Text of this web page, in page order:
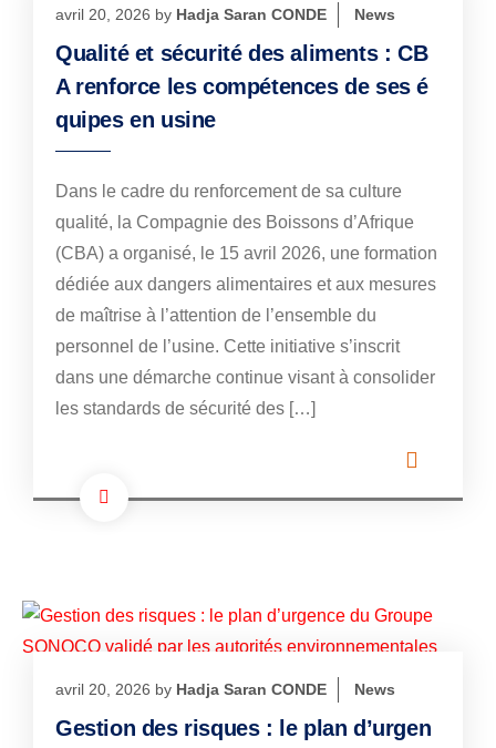
avril 20, 2026 by Hadja Saran CONDE News
Qualité et sécurité des aliments : CB
A renforce les compétences de ses é
quipes en usine
Dans le cadre du renforcement de sa culture
qualité, la Compagnie des Boissons d’Afrique
(CBA) a organisé, le 15 avril 2026, une formation
dédiée aux dangers alimentaires et aux mesures
de maîtrise à l’attention de l’ensemble du
personnel de l’usine. Cette initiative s’inscrit
dans une démarche continue visant à consolider
les standards de sécurité des […]
avril 20, 2026 by Hadja Saran CONDE News
Gestion des risques : le plan d’urgen